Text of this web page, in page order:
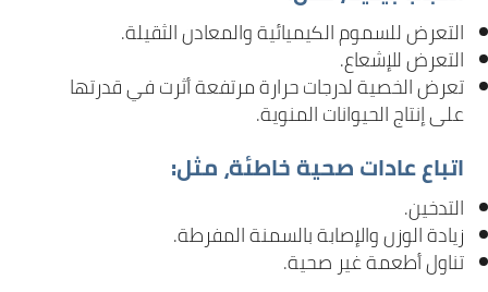
التعرض للسموم الكيميائية والمعادن الثقيلة.
التعرض للإشعاع.
تعرض الخصية لدرجات حرارة مرتفعة أثرت في قدرتها
على إنتاج الحيوانات المنوية.
اتباع عادات صحية خاطئة، مثل:
التدخين.
زيادة الوزن والإصابة بالسمنة المفرطة.
تناول أطعمة غير صحية.